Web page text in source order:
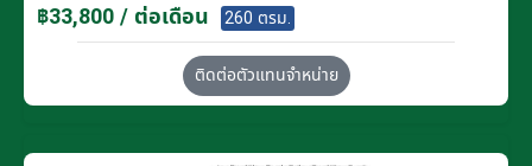
฿33,800 / ต่อเดือน 260 ตรม.
ติดต่อตัวแทนจำหน่าย